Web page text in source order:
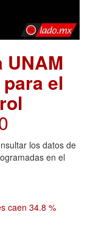
el
los datos de
en el